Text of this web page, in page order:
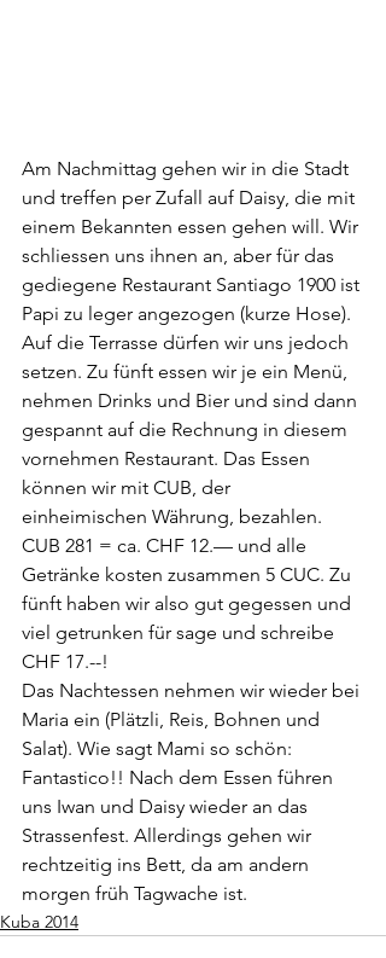
Am Nachmittag gehen wir in die Stadt
und treffen per Zufall auf Daisy, die mit
einem Bekannten essen gehen will. Wir
schliessen uns ihnen an, aber für das
gediegene Restaurant Santiago 1900 ist
Papi zu leger angezogen (kurze Hose).
Auf die Terrasse dürfen wir uns jedoch
setzen. Zu fünft essen wir je ein Menü,
nehmen Drinks und Bier und sind dann
gespannt auf die Rechnung in diesem
vornehmen Restaurant. Das Essen
können wir mit CUB, der
einheimischen Währung, bezahlen.
CUB 281 = ca. CHF 12.— und alle
Getränke kosten zusammen 5 CUC. Zu
fünft haben wir also gut gegessen und
viel getrunken für sage und schreibe
CHF 17.--!
Das Nachtessen nehmen wir wieder bei
Maria ein (Plätzli, Reis, Bohnen und
Salat). Wie sagt Mami so schön:
Fantastico!! Nach dem Essen führen
uns Iwan und Daisy wieder an das
Strassenfest. Allerdings gehen wir
rechtzeitig ins Bett, da am andern
morgen früh Tagwache ist.
Kuba 2014